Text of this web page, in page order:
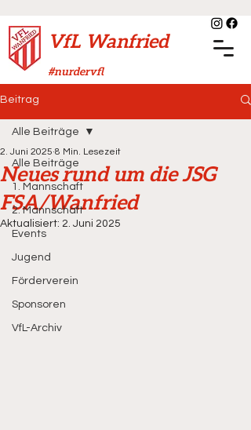
VfL Wanfried
#nurdervfl
Beitrag
Alle Beiträge
1. Mannschaft
2. Mannschaft
Events
Jugend
Förderverein
Sponsoren
VfL-Archiv
Alle Beiträge
Neues rund um die JSG
FSA/Wanfried
2. Juni 2025 8 Min. Lesezeit
Aktualisiert: 2. Juni 2025